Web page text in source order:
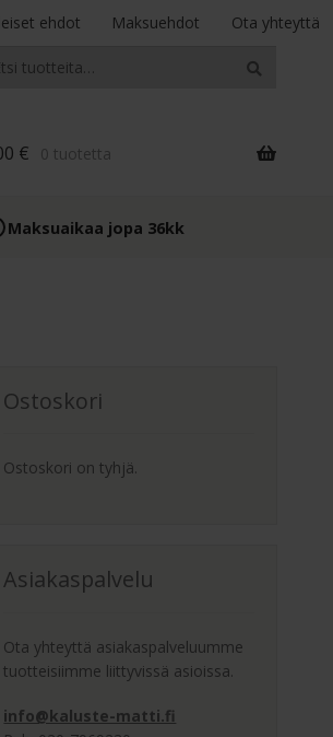
ehdot Maksuehdot
Ota yhteyttä
€ 0 tuotetta
Maksuaikaa jopa 36kk
Ostoskori
Ostoskori on tyhjä.
Asiakaspalvelu
Ota yhteyttä asiakaspalveluumme
tuotteisiimme liittyvissä asioissa.
info@kaluste-matti.fi